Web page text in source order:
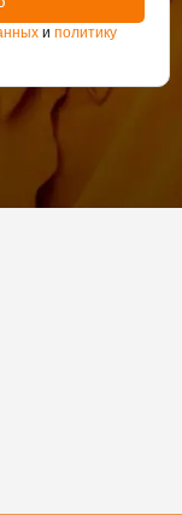
и политику